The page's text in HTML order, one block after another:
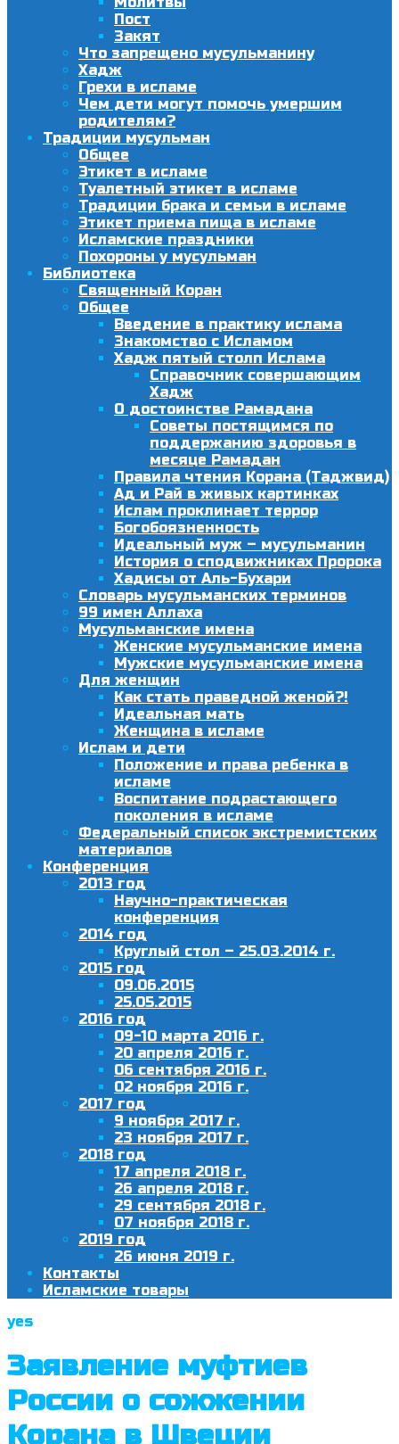
Пост
Закят
Что запрещено мусульманину
Хадж
Грехи в исламе
Чем дети могут помочь умершим
родителям?
Традиции мусульман
Общее
Этикет в исламе
Туалетный этикет в исламе
Традиции брака и семьи в исламе
Этикет приема пища в исламе
Исламские праздники
Похороны у мусульман
Библиотека
Священный Коран
Общее
Введение в практику ислама
Знакомство с Исламом
Хадж пятый столп Ислама
Справочник совершающим
Хадж
О достоинстве Рамадана
Советы постящимся по
поддержанию здоровья в
месяце Рамадан
Правила чтения Корана (Таджвид)
Ад и Рай в живых картинках
Ислам проклинает террор
Богобоязненность
Идеальный муж – мусульманин
История о сподвижниках Пророка
Хадисы от Аль-Бухари
Словарь мусульманских терминов
99 имен Аллаха
Мусульманские имена
Женские мусульманские имена
Мужские мусульманские имена
Для женщин
Как стать праведной женой?!
Идеальная мать
Женщина в исламе
Ислам и дети
Положение и права ребенка в
исламе
Воспитание подрастающего
поколения в исламе
Федеральный список экстремистских
материалов
Конференция
2013 год
Научно-практическая
конференция
2014 год
Круглый стол – 25.03.2014 г.
2015 год
09.06.2015
25.05.2015
2016 год
09-10 марта 2016 г.
20 апреля 2016 г.
06 сентября 2016 г.
02 ноября 2016 г.
2017 год
9 ноября 2017 г.
23 ноября 2017 г.
2018 год
17 апреля 2018 г.
26 апреля 2018 г.
29 сентября 2018 г.
07 ноября 2018 г.
2019 год
26 июня 2019 г.
Контакты
Исламские товары
yes
Заявление муфтиев
России о сожжении
Корана в Швеции